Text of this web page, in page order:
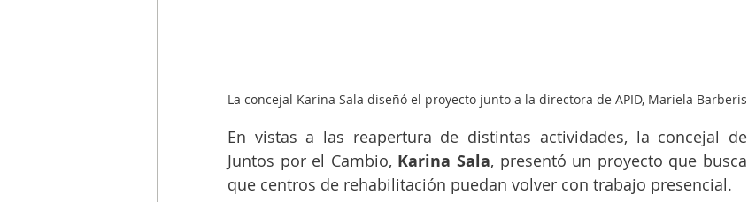
La concejal Karina Sala diseñó el proyecto junto a la directora de APID, Mariela Barberis
En vistas a las reapertura de distintas actividades, la concejal de
Juntos por el Cambio, Karina Sala, presentó un proyecto que busca
que centros de rehabilitación puedan volver con trabajo presencial.